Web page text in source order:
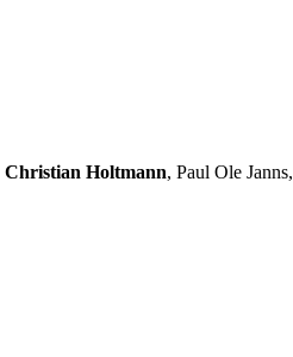
Christian Holtmann, Paul Ole Janns,